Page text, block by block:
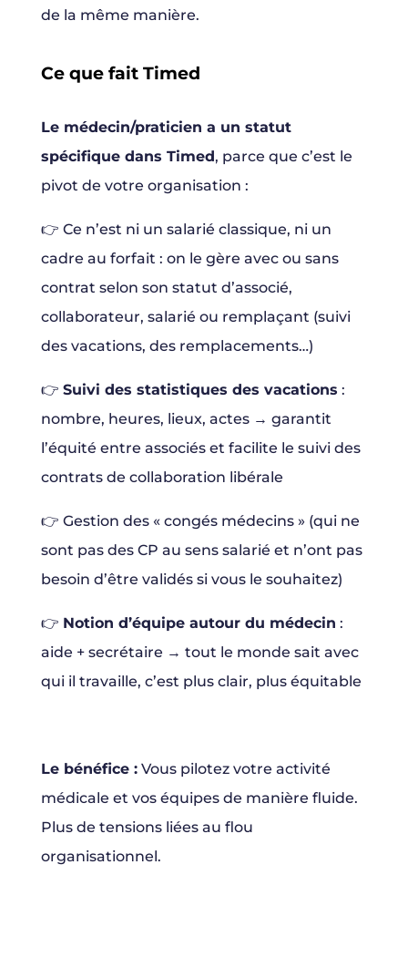
de la même manière.
Ce que fait Timed
Le médecin/praticien a un statut
spécifique dans Timed, parce que c’est le
pivot de votre organisation :
👉 Ce n’est ni un salarié classique, ni un
cadre au forfait : on le gère avec ou sans
contrat selon son statut d’associé,
collaborateur, salarié ou remplaçant (suivi
des vacations, des remplacements…)
👉 Suivi des statistiques des vacations :
nombre, heures, lieux, actes → garantit
l’équité entre associés et facilite le suivi des
contrats de collaboration libérale
👉 Gestion des « congés médecins » (qui ne
sont pas des CP au sens salarié et n’ont pas
besoin d’être validés si vous le souhaitez)
👉 Notion d’équipe autour du médecin :
aide + secrétaire → tout le monde sait avec
qui il travaille, c’est plus clair, plus équitable
Le bénéfice :Vous pilotez votre activité
médicale et vos équipes de manière fluide.
Plus de tensions liées au flou
organisationnel.